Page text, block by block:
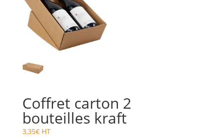
Coffret carton 2
bouteilles kraft
3,35€ HT